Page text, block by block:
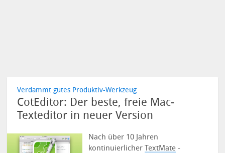
Verdammt gutes Produktiv-Werkzeug
CotEditor: Der beste, freie Mac-
Texteditor in neuer Version
Nach über 10 Jahren
kontinuierlicherTextMate -